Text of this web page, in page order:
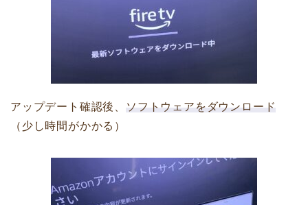
アップデート確認後、
ソフトウェアをダウンロード
（少し時間がかかる）